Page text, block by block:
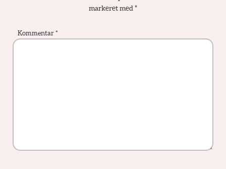
markeret med *
Kommentar *